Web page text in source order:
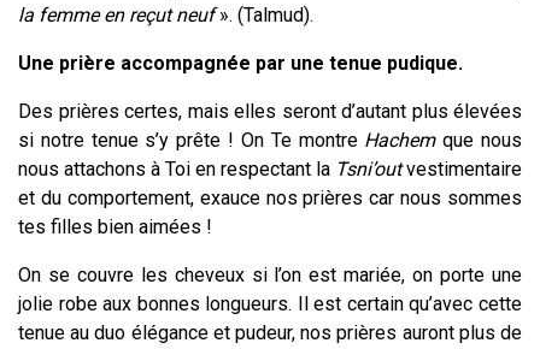
la femme en reçut neuf». (Talmud).
Une prière accompagnée par une tenue pudique.
Des prières certes, mais elles seront d’autant plus élevées
si notre tenue s’y prête ! On Te montre Hachemque nous
nous attachons à Toi en respectant la Tsni’outvestimentaire
et du comportement, exauce nos prières car nous sommes
tes filles bien aimées !
On se couvre les cheveux si l’on est mariée, on porte une
jolie robe aux bonnes longueurs. Il est certain qu’avec cette
tenue au duo élégance et pudeur, nos prières auront plus de